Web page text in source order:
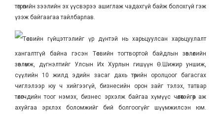
төгрөгийн зээлийн эх үүсвэрээ ашиглаж чадахгүй байж болохгүй гэж
үзэж байгаагаа тайлбарлав.
Төсвийн гүйцэтгэлийг үр дүнтэй нь харьцуулсан харьцуулалт
хангалтгүй байна гэсэн Төсвийн тогтвортой байдлын зөвлөлийн
зөвлөмж, дүгнэлтийг Улсын Их Хурлын гишүүн Ө.Шижир уншиж,
сүүлийн 10 жилд эдийн засаг дахь төрийн оролцоог багасгах
чиглэлээр юу ч хийгээгүй, бизнесийн орон зайг тэлэх, татвар
төлөгчдийн тоог нэмэх, бизнес эрхэлж байгаа хүмүүс чөлөөтэйгөөр аж
ахуйгаа эрхлэх боломжийг бий болгоогүйг шүүмжилсэн юм.